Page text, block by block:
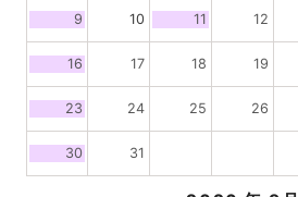
9 10 11 12
16 17 18 19
23 24 25 26
30 31